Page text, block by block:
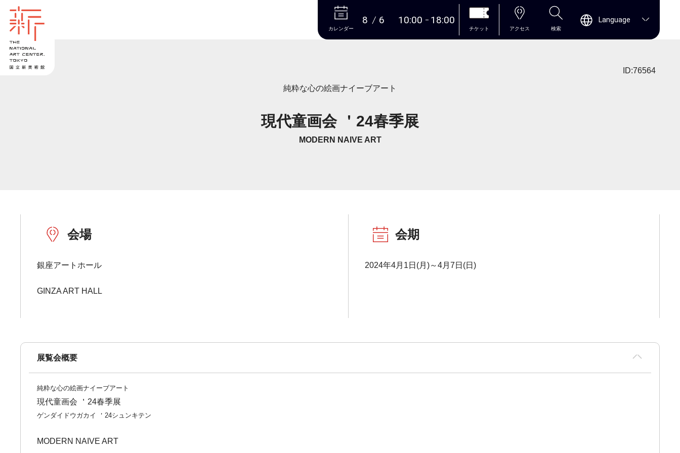
本文へ
カレンダー
8 6 10:00 18:00
チケット アクセス 検索
Language
ID:76564
純粋な心の絵画ナイーブアート
現代童画会 ＇24春季展
MODERN NAIVE ART
会場
銀座アートホール
GINZA ART HALL
会期
2024年4月1日(月)～4月7日(日)
展覧会概要
純粋な心の絵画ナイーブアート
現代童画会 ＇24春季展
ゲンダイドウガカイ ＇24シュンキテン
MODERN NAIVE ART